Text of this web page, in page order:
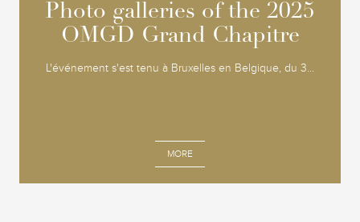
Photo galleries of the 2025
OMGD Grand Chapitre
L'événement s'est tenu à Bruxelles en Belgique, du 3...
MORE
Photo galleries of the 2025
OMGD Grand Chapitre